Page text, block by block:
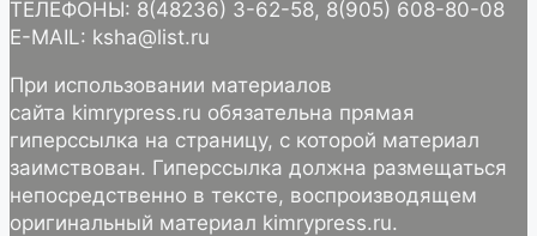
ТЕЛЕФОНЫ: 8(48236) 3-62-58, 8(905) 608-80-08
E-MAIL: ksha@list.ru
При использовании материалов
сайта kimrypress.ru обязательна прямая
гиперссылка на страницу, с которой материал
заимствован. Гиперссылка должна размещаться
непосредственно в тексте, воспроизводящем
оригинальный материал kimrypress.ru.